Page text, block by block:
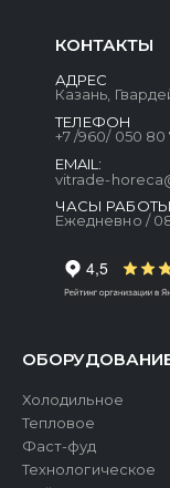
КОНТАКТЫ
АДРЕС
Казань,
ТЕЛЕФОН
+7 /960/ 050 80
EMAIL:
vitrade-
ЧАСЫ РАБОТЫ
Ежедневно /
Холодильное
Тепловое
Фаст-фуд
Технологическое